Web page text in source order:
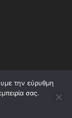
την εύρυθμη
σας.